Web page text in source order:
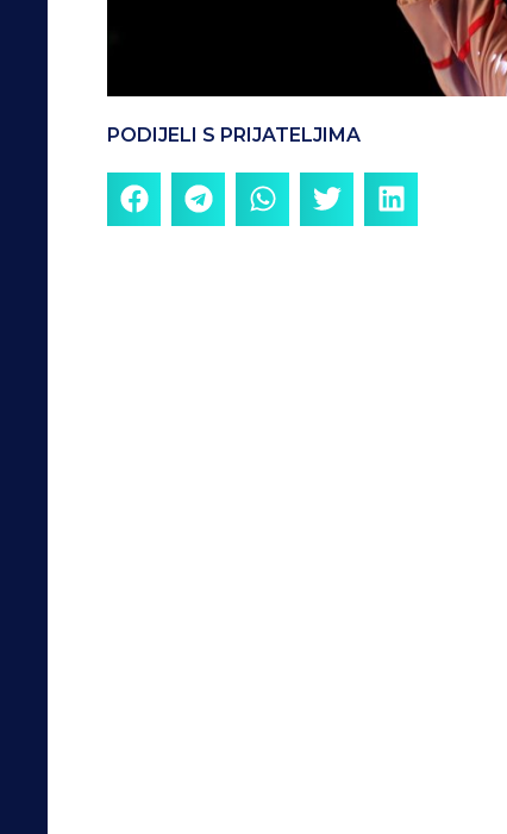
PODIJELI S PRIJATELJIMA